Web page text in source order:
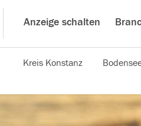
Anzeige schalten
Kreis Konstanz